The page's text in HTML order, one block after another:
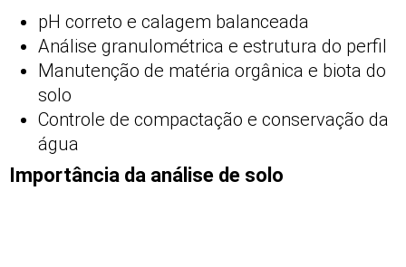
pH correto e calagem balanceada
Análise granulométrica e estrutura do perfil
Manutenção de matéria orgânica e biota do
solo
Controle de compactação e conservação da
água
Importância da análise de solo